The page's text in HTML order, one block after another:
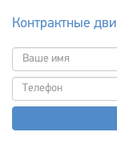
Контрактные